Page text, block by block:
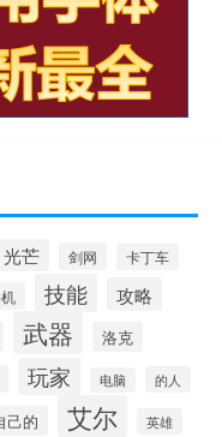
光芒 剑网 卡丁车
技能 攻略
武器 洛克
玩家 电脑 的人
己的 艾尔 英雄